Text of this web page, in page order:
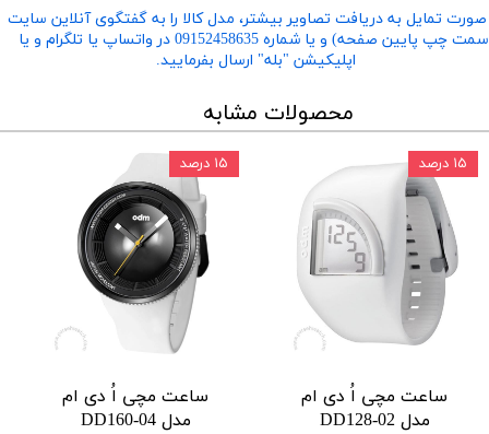
تمایل به دریافت تصاویر بیشتر، مدل کالا را به گفتگوی آنلاین سایت
​​​​​​​(سمت چپ پایین صفحه) و یا شماره 09152458635 در واتساپ یا تلگرام و یا
اپلیکیشن "بله" ارسال بفرمایید.
محصولات مشابه
ساعت مچی اُ دی ام
مدل DD128-02
۱۵ درصد
ساعت مچی اُ دی ام
مدل DD160-04
۱۵ درصد